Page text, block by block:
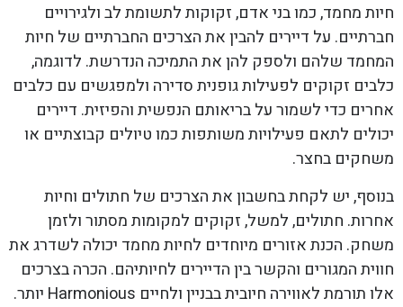
חיות מחמד, כמו בני אדם, זקוקות לתשומת לב ולגירויים
חברתיים. על דיירים להבין את הצרכים החברתיים של חיות
המחמד שלהם ולספק להן את התמיכה הנדרשת. לדוגמה,
כלבים זקוקים לפעילות גופנית סדירה ולמפגשים עם כלבים
אחרים כדי לשמור על בריאותם הנפשית והפיזית. דיירים
יכולים לתאם פעילויות משותפות כמו טיולים קבוצתיים או
משחקים בחצר.
בנוסף, יש לקחת בחשבון את הצרכים של חתולים וחיות
אחרות. חתולים, למשל, זקוקים למקומות מסתור ולזמן
משחק. הכנת אזורים מיוחדים לחיות מחמד יכולה לשדרג את
חווית המגורים והקשר בין הדיירים לחיותיהם. הכרה בצרכים
אלו תורמת לאווירה חיובית בבניין ולחיים Harmonious יותר.